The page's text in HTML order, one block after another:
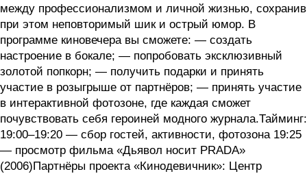
между профессионализмом и личной жизнью, сохранив
при этом неповторимый шик и острый юмор. В
программе киновечера вы сможете: — создать
настроение в бокале; — попробовать эксклюзивный
золотой попкорн; — получить подарки и принять
участие в розыгрыше от партнёров; — принять участие
в интерактивной фотозоне, где каждая сможет
почувствовать себя героиней модного журнала.Тайминг:
19:00–19:20 — сбор гостей, активности, фотозона 19:25
— просмотр фильма «Дьявол носит PRADA»
(2006)Партнёры проекта «Кинодевичник»: Центр